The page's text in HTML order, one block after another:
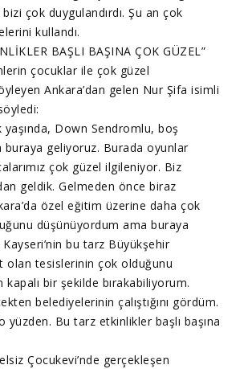
çok duygulandırdı. Şu an çok
kullandı.
BAŞLI BAŞINA ÇOK GÜZEL”
çocuklar ile çok güzel
Ankara’dan gelen Nur Şifa isimli
yaşında, Down Sendromlu, boş
buraya geliyoruz. Burada oyunlar
çok güzel ilgileniyor. Biz
geldik. Gelmeden önce biraz
özel eğitim üzerine daha çok
düşünüyordum ama buraya
bu tarz Büyükşehir
olan tesislerinin çok olduğunu
bir şekilde bırakabiliyorum.
belediyelerinin çalıştığını gördüm.
yüzden. Bu tarz etkinlikler başlı başına
Çocukevi’nde gerçekleşen